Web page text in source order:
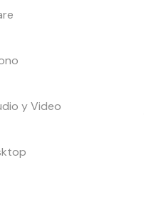
y Video